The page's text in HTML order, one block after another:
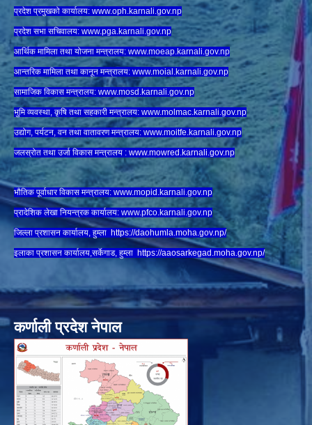
प्रदेश प्रमुखको कार्यालय: www.oph.karnali.gov.np
प्रदेश सभा सचिवालय: www.pga.karnali.gov.np
आर्थिक मामिला तथा योजना मन्त्रालय: www.moeap.karnali.gov.np
आन्तरिक मामिला तथा कानून मन्त्रालय: www.moial.karnali.gov.np
सामाजिक विकास मन्त्रालय: www.mosd.karnali.gov.np
भुमि व्यवस्था, कृषि तथा सहकारी मन्त्रालय: www.molmac.karnali.gov.np
उद्योग, पर्यटन, वन तथा वातावरण मन्त्रालय: www.moitfe.karnali.gov.np
जलस्रोत तथा उर्जा विकास मन्त्रालय : www.mowred.karnali.gov.np
भौतिक पूर्वाधार विकास मन्त्रालय: www.mopid.karnali.gov.np
प्रादेशिक लेखा नियन्त्रक कार्यालय: www.pfco.karnali.gov.np
जिल्ला प्रशासन कार्यालय, हुम्ला https://daohumla.moha.gov.np/
इलाका प्रशासन कार्यालय,सर्केगाड, हुम्ला https://aaosarkegad.moha.gov.np/
कर्णाली प्रदेश नेपाल